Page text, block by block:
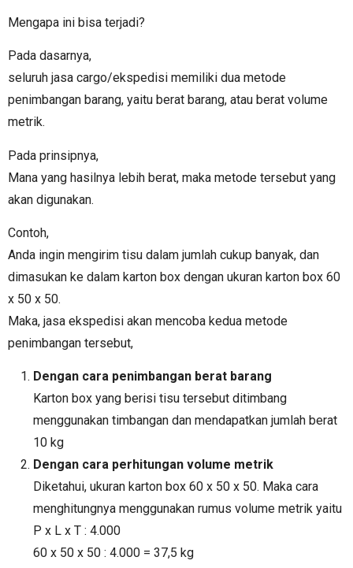
Mengapa ini bisa terjadi?
Pada dasarnya,
seluruh jasa cargo/ekspedisi memiliki dua metode
penimbangan barang, yaitu berat barang, atau berat volume
metrik.
Pada prinsipnya,
Mana yang hasilnya lebih berat, maka metode tersebut yang
akan digunakan.
Contoh,
Anda ingin mengirim tisu dalam jumlah cukup banyak, dan
dimasukan ke dalam karton box dengan ukuran karton box 60
x 50 x 50.
Maka, jasa ekspedisi akan mencoba kedua metode
penimbangan tersebut,
Dengan cara penimbangan berat barang
Karton box yang berisi tisu tersebut ditimbang
menggunakan timbangan dan mendapatkan jumlah berat
10 kg
Dengan cara perhitungan volume metrik
Diketahui, ukuran karton box 60 x 50 x 50. Maka cara
menghitungnya menggunakan rumus volume metrik yaitu
P x L x T : 4.000
60 x 50 x 50 : 4.000 = 37,5 kg